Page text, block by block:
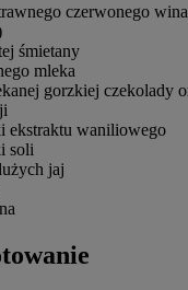
czerwonego
śmietany
mleka
gorzkiej czekolady
ekstraktu waniliowego
soli
jaj